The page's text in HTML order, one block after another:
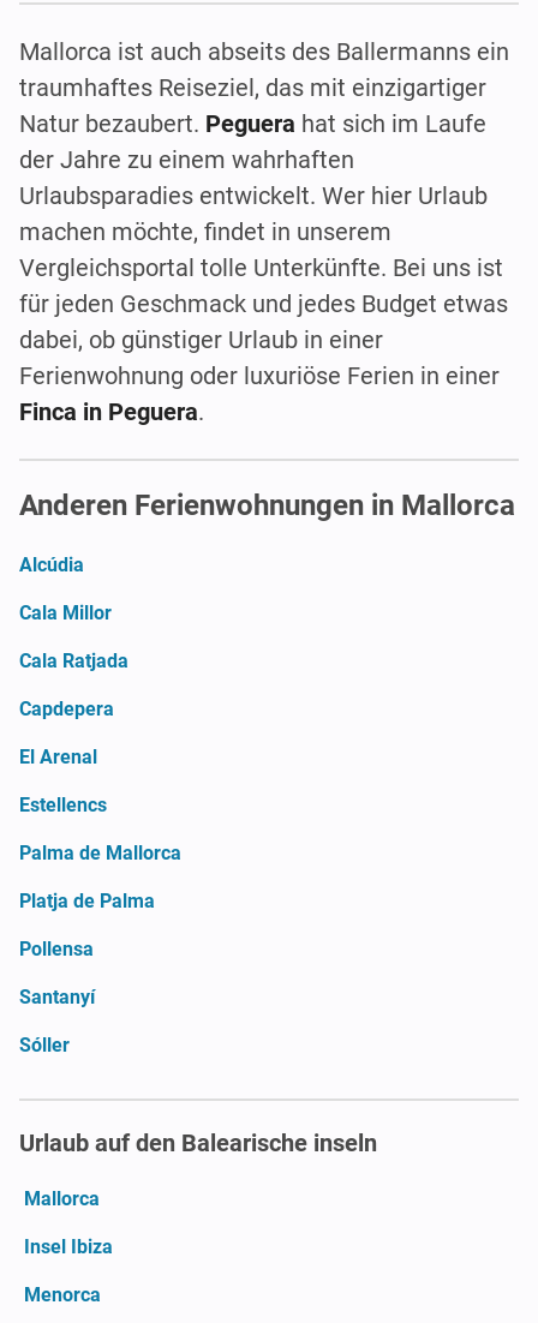
Mallorca ist auch abseits des Ballermanns ein
traumhaftes Reiseziel, das mit einzigartiger
Natur bezaubert. Peguera hat sich im Laufe
der Jahre zu einem wahrhaften
Urlaubsparadies entwickelt. Wer hier Urlaub
machen möchte, findet in unserem
Vergleichsportal tolle Unterkünfte. Bei uns ist
für jeden Geschmack und jedes Budget etwas
dabei, ob günstiger Urlaub in einer
Ferienwohnung oder luxuriöse Ferien in einer
Finca in Peguera.
Anderen Ferienwohnungen in Mallorca
Alcúdia
Cala Millor
Cala Ratjada
Capdepera
El Arenal
Estellencs
Palma de Mallorca
Platja de Palma
Pollensa
Santanyí
Sóller
Urlaub auf den Balearische inseln
Mallorca
Insel Ibiza
Menorca